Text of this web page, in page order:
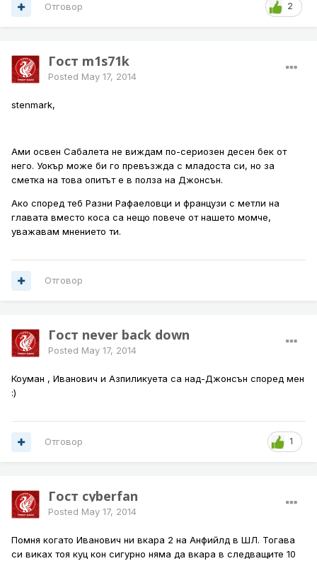
2
Отговор
Гост m1s71k
Posted May 17, 2014
stenmark,
Ами освен Сабалета не виждам по-сериозен десен бек от
него. Уокър може би го превъзжда с младоста си, но за
сметка на това опитът е в полза на Джонсън.
Ако според теб Разни Рафаеловци и французи с метли на
главата вместо коса са нещо повече от нашето момче,
уважавам мнението ти.
Отговор
Гост never back down
Posted May 17, 2014
Коуман , Иванович и Азпиликуета са над-Джонсън според мен
:)
1
Отговор
Гост cyberfan
Posted May 17, 2014
Помня когато Иванович ни вкара 2 на Анфийлд в ШЛ. Тогава
си виках тоя куц кон сигурно няма да вкара в следващите 10